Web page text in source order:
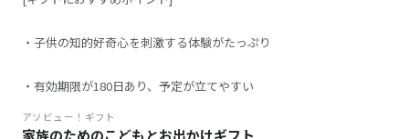
・子供の知的好奇心を刺激する体験がたっぷり
・有効期限が180日あり、予定が立てやすい
アソビュー！ギフト